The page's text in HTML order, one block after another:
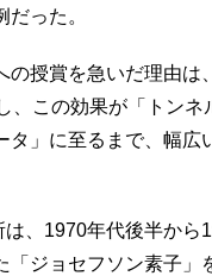
った。
の授賞を急いだ理由
、この効果が「トン
タ」に至るまで、幅広
、1970年代後半から
「ジョセフソン素子